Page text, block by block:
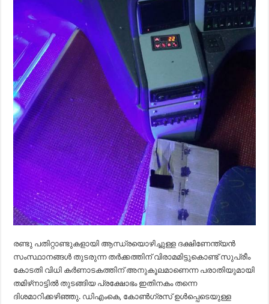
രണ്ടു പതിറ്റാണ്ടുകളായി ആന്ധ്രയൊഴിച്ചുള്ള ദക്ഷിണേന്ത്യന്‍
സംസ്ഥാനങ്ങള്‍ തുടരുന്ന തര്‍ക്കത്തിന് വിരാമമിട്ടുകൊണ്ട് സുപ്രീം
കോടതി വിധി കര്‍ണാടകത്തിന് അനുകൂലമാണെന്ന പരാതിയുമായി
തമിഴ്‌നാട്ടില്‍ തുടങ്ങിയ പ്രക്ഷോഭം ഇതിനകം തന്നെ
ദിശമാറിക്കഴിഞ്ഞു. ഡിഎംകെ, കോണ്‍ഗ്രസ് ഉള്‍പ്പെടെയുള്ള